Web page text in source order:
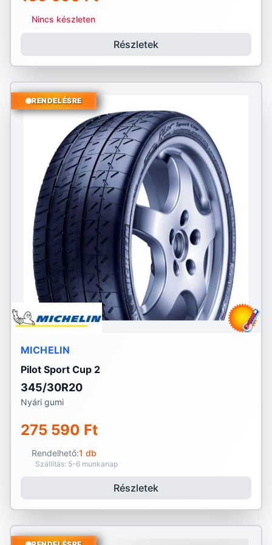
Nincs készleten
Részletek
RENDELÉSRE
MICHELIN
Pilot Sport Cup 2
345/30R20
Nyári gumi
275 590 Ft
Rendelhető:1 db
Szállítás: 5-6 munkanap
Részletek